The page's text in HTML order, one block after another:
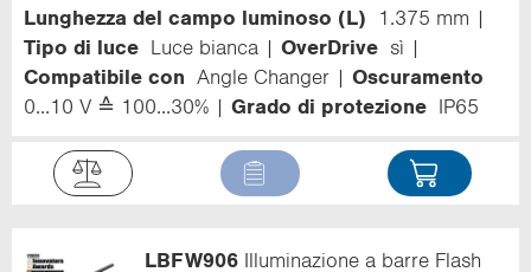
Lunghezza del campo luminoso (L)
1.375 mm
Tipo di luce
Luce bianca OverDrive
sì
Compatibile con
Angle Changer
Oscuramento
0...10 V ≙ 100...30%
Grado di protezione IP65
LBFW906 Illuminazione a barre Flash